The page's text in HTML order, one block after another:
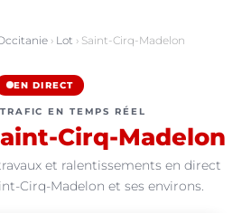
› Lot › Saint-Cirq-Madelon
EN DIRECT
EN TEMPS RÉEL
Cirq-Madelon
et ralentissements en direct
Cirq-Madelon et ses environs.